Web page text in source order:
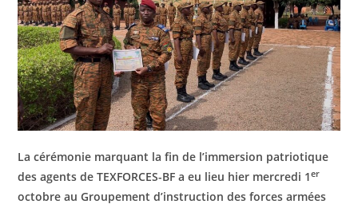
La cérémonie marquant la fin de l’immersion patriotique
des agents de TEXFORCES-BF a eu lieu hier mercredi 1er
octobre au Groupement d’instruction des forces armées